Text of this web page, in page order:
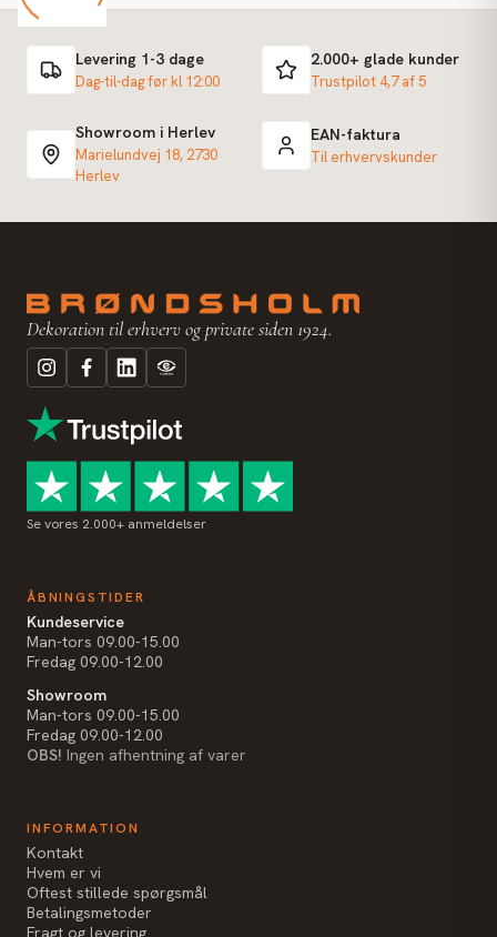
Levering 1-3 dage
Dag-til-dag før kl 12:00
2.000+ glade kunder
Trustpilot 4,7 af 5
Showroom i Herlev
Marielundvej 18, 2730
Herlev
EAN-faktura
Til erhvervskunder
Dekoration til erhverv og private siden 1924.
Se vores 2.000+ anmeldelser
ÅBNINGSTIDER
Kundeservice
Man-tors 09.00-15.00
Fredag 09.00-12.00
Showroom
Man-tors 09.00-15.00
Fredag 09.00-12.00
OBS! Ingen afhentning af varer
INFORMATION
Kontakt
Hvem er vi
Oftest stillede spørgsmål
Betalingsmetoder
Fragt og levering